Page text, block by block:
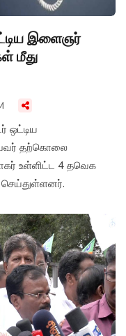
இளைஞர்
மீது
ஒட்டிய
தற்கொலை
உள்ளிட்ட 4 தவெக
செய்துள்ளனர்.